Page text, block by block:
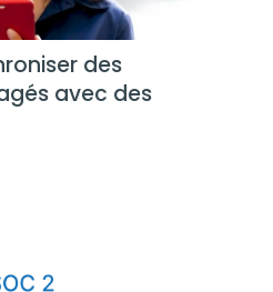
des
avec des